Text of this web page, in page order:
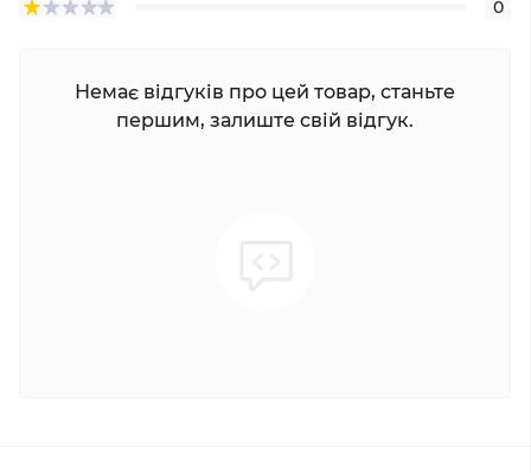
0
Немає відгуків про цей товар, станьте
першим, залиште свій відгук.